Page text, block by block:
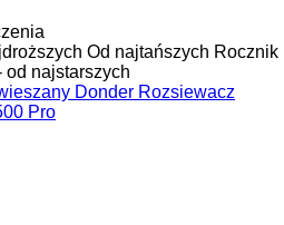
Od najtańszych Rocznik
od najstarszych